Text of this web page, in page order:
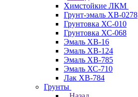
Химстойкие ЛКМ
Грунт-эмаль ХВ-0278
Грунтовка ХС-010
Грунтовка ХС-068
Эмаль ХВ-16
Эмаль ХВ-124
Эмаль ХВ-785
Эмаль ХС-710
Лак ХВ-784
Грунты